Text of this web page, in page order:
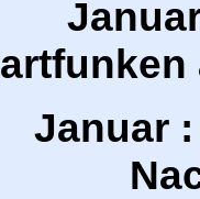
Januar